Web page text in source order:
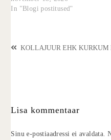
In "Blogi postitused"
KOLLAJUUR EHK
Lisa kommentaar
Sinu e-postiaadressi ei avaldata.